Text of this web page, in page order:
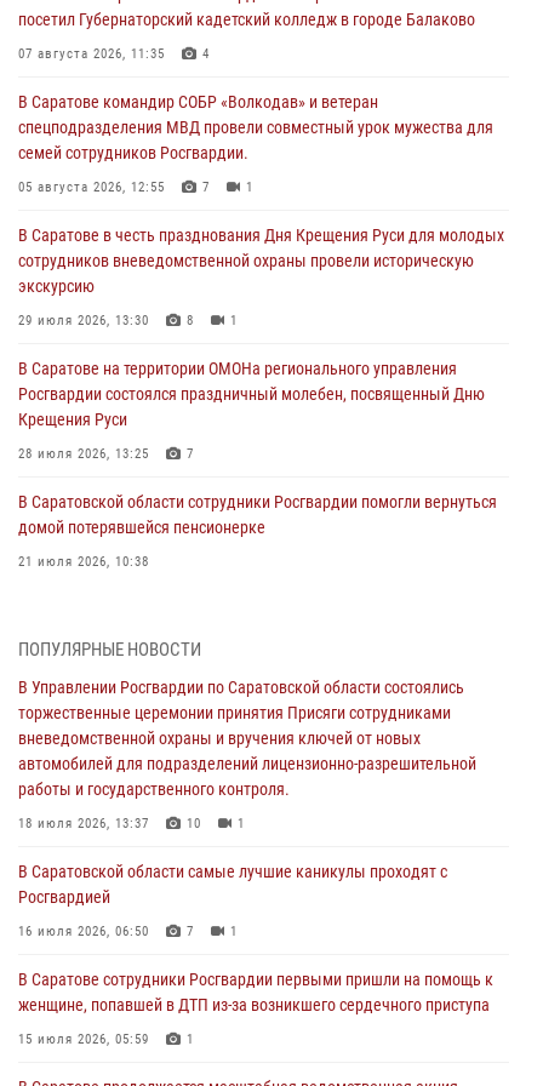
посетил Губернаторский кадетский колледж в городе Балаково
07 августа 2026, 11:35 4
В Саратове командир СОБР «Волкодав» и ветеран
спецподразделения МВД провели совместный урок мужества для
семей сотрудников Росгвардии.
05 августа 2026, 12:55 7 1
В Саратове в честь празднования Дня Крещения Руси для молодых
сотрудников вневедомственной охраны провели историческую
экскурсию
29 июля 2026, 13:30 8 1
В Саратове на территории ОМОНа регионального управления
Росгвардии состоялся праздничный молебен, посвященный Дню
Крещения Руси
28 июля 2026, 13:25 7
В Саратовской области сотрудники Росгвардии помогли вернуться
домой потерявшейся пенсионерке
21 июля 2026, 10:38
вневедомственной охраны и вручения ключей от новых
автомобилей для подразделений лицензионно-разрешительной
работы и государственного контроля.
18 июля 2026, 13:37 10 1
В Саратовской области самые лучшие каникулы проходят с
Росгвардией
В Саратове сотрудники Росгвардии первыми пришли на помощь к
женщине, попавшей в ДТП из-за возникшего сердечного приступа
В Саратове продолжается масштабная ведомственная акция
"Каникулы с Росгвардией"
ПОПУЛЯРНЫЕ НОВОСТИ
В Управлении Росгвардии по Саратовской области состоялись
торжественные церемонии принятия Присяги сотрудниками
вневедомственной охраны и вручения ключей от новых
автомобилей для подразделений лицензионно-разрешительной
работы и государственного контроля.
18 июля 2026, 13:37 10 1
В Саратовской области самые лучшие каникулы проходят с
Росгвардией
16 июля 2026, 06:50 7 1
В Саратове сотрудники Росгвардии первыми пришли на помощь к
женщине, попавшей в ДТП из-за возникшего сердечного приступа
15 июля 2026, 05:59 1